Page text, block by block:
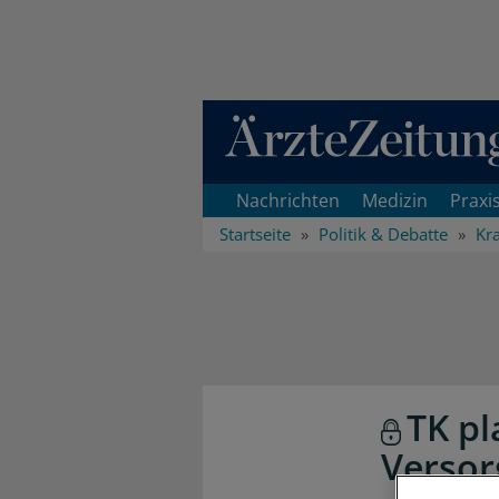
Direkt zum Inhaltsbereich
Nachrichten Medizin
Startseite Politik & Debatte
TK